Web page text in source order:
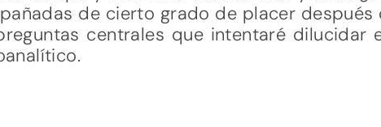
de cierto grado de placer después
centrales que intentaré dilucidar